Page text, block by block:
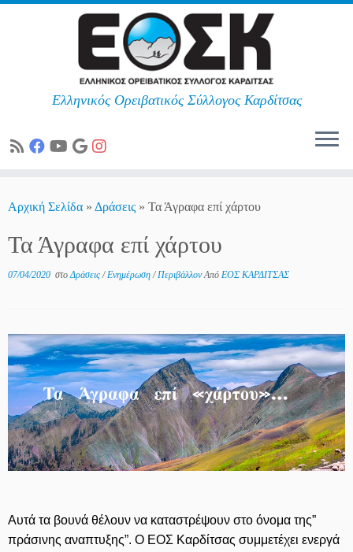
Ελληνικός Ορειβατικός Σύλλογος Καρδίτσας
Αρχική Σελίδα » Δράσεις » Τα Άγραφα επί χάρτου
Τα Άγραφα επί χάρτου
07/04/2020 στοΔράσεις/Ενημέρωση/ΠεριβάλλονΑπό ΕΟΣ ΚΑΡΔΙΤΣΑΣ
Αυτά τα βουνά θέλουν να καταστρέψουν στο όνομα της”
πράσινης αναπτυξης”. Ο ΕΟΣ Καρδίτσας συμμετέχει ενεργά